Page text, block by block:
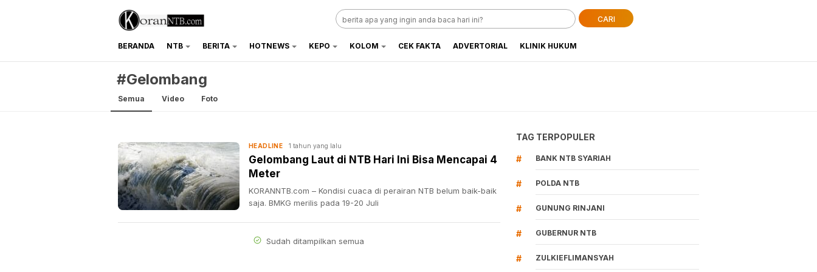
koranntb.com
CARI
BERANDA NTB BERITA HOTNEWS KEPO KOLOM CEK FAKTA ADVERTORIAL KLINIK HUKUM
#Gelombang
Semua Video Foto
HEADLINE 1 tahun yang lalu
Gelombang Laut di NTB Hari Ini Bisa Mencapai 4
Meter
KORANNTB.com – Kondisi cuaca di perairan NTB belum baik-baik
saja. BMKG merilis pada 19-20 Juli
Sudah ditampilkan semua
TAG TERPOPULER
# BANK NTB SYARIAH
# POLDA NTB
# GUNUNG RINJANI
# GUBERNUR NTB
# ZULKIEFLIMANSYAH